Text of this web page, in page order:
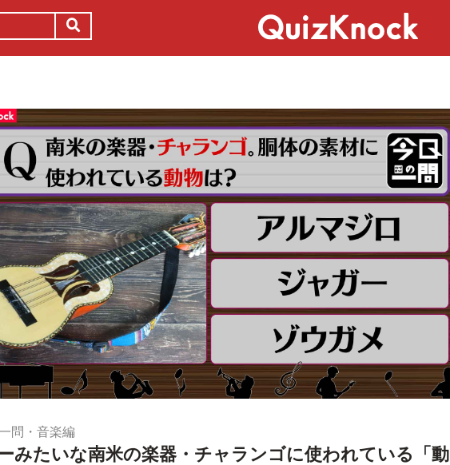
問・音楽編
みたいな南米の楽器・チャランゴに使われている「動